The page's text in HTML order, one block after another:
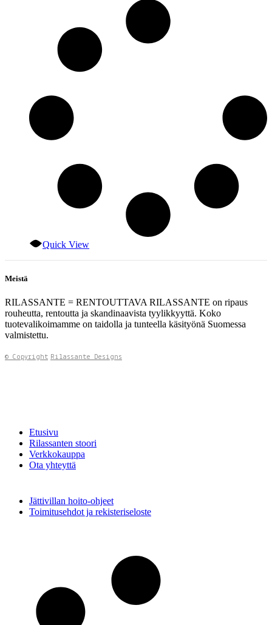
Quick View
Meistä
RILASSANTE = RENTOUTTAVA RILASSANTE on ripaus
rouheutta, rentoutta ja skandinaavista tyylikkyyttä. Koko
tuotevalikoimamme on taidolla ja tunteella käsityönä Suomessa
valmistettu.
© Copyright Rilassante Designs
Etusivu
Rilassanten stoori
Verkkokauppa
Ota yhteyttä
Jättivillan hoito-ohjeet
Toimitusehdot ja rekisteriseloste